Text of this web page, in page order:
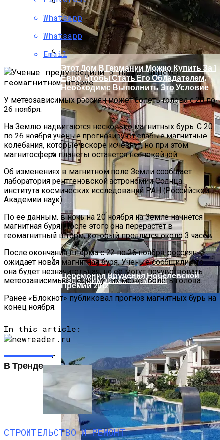
Бетонные Сваи: Особенности
Применения И Устройство
Бетонные Блоки Для Строительства:
Преимущества И Недостатки
Главные Ученые Года Названы
Научным Журналом Nature
Смартфоны И Планшеты Разрушают
Семейную Жизнь
Церемония Вручения Нобелевской
Премии 2012
Этот Дом В Германии Можно Купить За 1
Евро. Чтобы Стать Его Обладателем,
Необходимо Выполнить Это Условие
Недвижимость В Германии
Whatsapp
Whatsapp
Email
У метеозависимых россиян может болеть голова с 20 по
26 ноября.
На Землю надвигаются несколько магнитных бурь. С 20
по 26 ноября ученые прогнозируют слабые магнитные
колебания, которые вскоре исчезнут, но при этом
магнитосфера планеты останется неспокойной.
Об изменениях в магнитном поле Земли сообщает
лаборатория рентгеновской астрономии Солнца
института космических исследований РАН (Российской
Академии наук).
По ее данным, в ночь на 20 ноября на Земле начнется
магнитная буря. После этого она перерастет в
геомагнитный шторм, который продлится около 3 часов.
После окончания шторма с 22 по 26 ноября, россиян
ожидает новая магнитная буря. Ученые сообщили, что
она будет незначительная, но ее могут почувствовать
метеозависимые люди — у них может болеть голова.
Ранее «Блокнот» публиковал прогноз магнитных бурь на
конец ноября.
In this article:
В Тренде
СТРОИТЕЛЬСТВО И РЕМОНТ